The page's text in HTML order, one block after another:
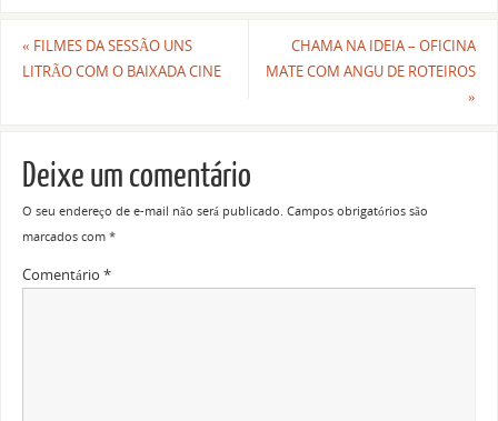
« FILMES DA SESSÃO UNS
LITRÃO COM O BAIXADA CINE
CHAMA NA IDEIA – OFICINA
MATE COM ANGU DE ROTEIROS
»
Deixe um comentário
O seu endereço de e-mail não será publicado. Campos obrigatórios são
marcados com *
Comentário *